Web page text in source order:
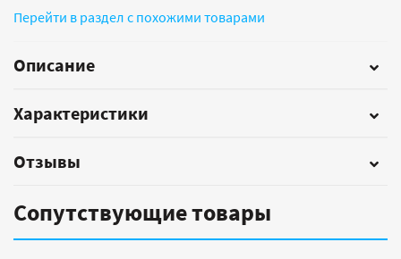
Перейти в раздел с похожими товарами
Описание
Характеристики
Отзывы
Сопутствующие товары